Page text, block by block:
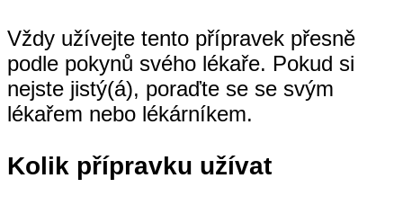
Vždy užívejte tento přípravek přesně
podle pokynů svého lékaře. Pokud si
nejste jistý(á), poraďte se se svým
lékařem nebo lékárníkem.
Kolik přípravku užívat